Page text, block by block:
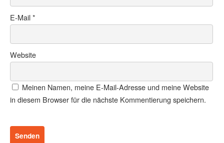
E-Mail*
Website
Meinen Namen, meine E-Mail-Adresse und meine Website
in diesem Browser für die nächste Kommentierung speichern.